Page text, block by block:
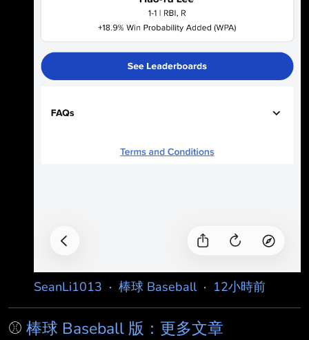
SeanLi1013 · 棒球 Baseball· 12小時前
⚾ 棒球 Baseball 版：更多文章